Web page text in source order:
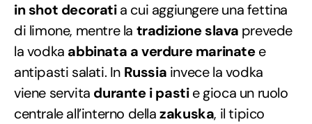
in shot decoratia cui aggiungere una fettina
di limone, mentre la tradizione slava prevede
la vodka abbinata a verdure marinatee
antipasti salati. In Russia invece la vodka
viene servita durante i pastie gioca un ruolo
centrale all’interno dellazakuska, il tipico